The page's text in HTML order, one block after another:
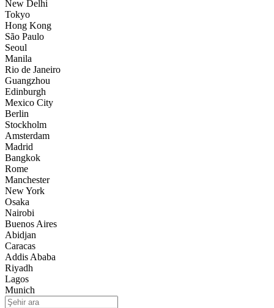
New Delhi
Tokyo
Hong Kong
São Paulo
Seoul
Manila
Rio de Janeiro
Guangzhou
Edinburgh
Mexico City
Berlin
Stockholm
Amsterdam
Madrid
Bangkok
Rome
Manchester
New York
Osaka
Nairobi
Buenos Aires
Abidjan
Caracas
Addis Ababa
Riyadh
Lagos
Munich